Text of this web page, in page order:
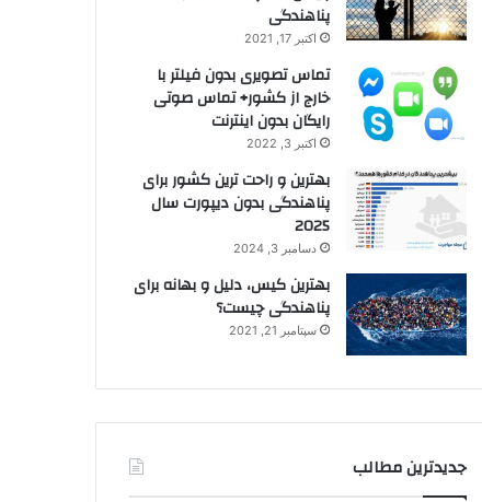
پناهندگی
اکتبر 17, 2021
تماس تصویری بدون فیلتر با
خارج از کشور+ تماس صوتی
رایگان بدون اینترنت
اکتبر 3, 2022
بهترین و راحت ترین کشور برای
پناهندگی بدون دیپورت سال
2025
دسامبر 3, 2024
بهترین کیس، دلیل و بهانه برای
پناهندگی چیست؟
سپتامبر 21, 2021
جدیدترین مطالب